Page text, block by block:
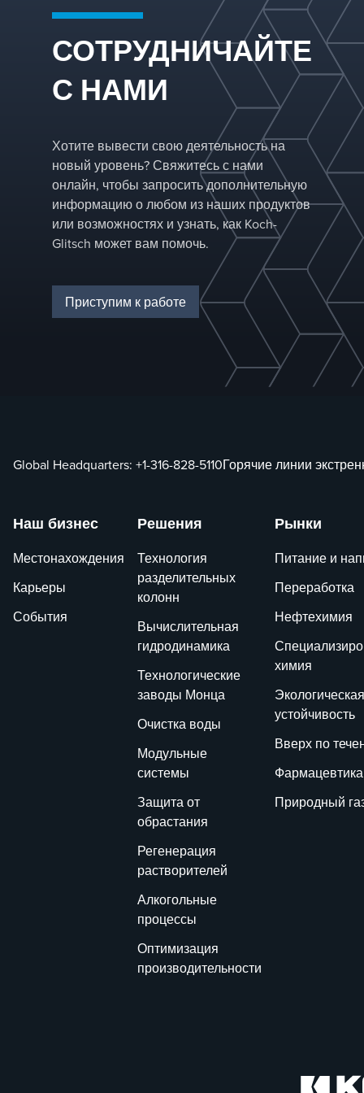
колонне.
и осадки,
элиминаторы
тумана и вихревые.
При
проектировании как
двухфазного, так и
трёхфазного
разделения мы
оптимизируем
производительность
на основе
характеристик
подачи и
требований к
разделению.
СОТРУДНИЧАЙТЕ
С НАМИ
Хотите вывести свою деятельность на
новый уровень? Свяжитесь с нами
онлайн, чтобы запросить дополнительную
информацию о любом из наших продуктов
или возможностях и узнать, как Koch-
Glitsch может вам помочь.
Приступим к работе
Global Headquarters: +1-316-828-5110Горячие линии
Наш бизнес
Местонахождения
Карьеры
События
Решения
Технология
разделительных
колонн
Вычислительная
гидродинамика
Технологические
заводы Монца
Очистка воды
Модульные
системы
Защита от
обрастания
Регенерация
растворителей
Алкогольные
процессы
Оптимизация
производительности
Рынки
Питание и
Переработка
Нефтехимия
химия
Экологическая
устойчивость
Вверх по
Фармацевтика
Природный